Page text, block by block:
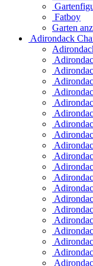
Fatboy
Garten
Adirondack